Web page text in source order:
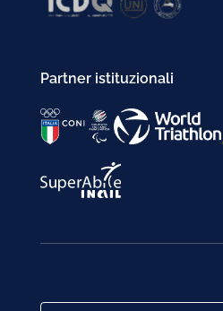
Partner istituzionali